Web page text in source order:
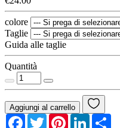
colore
Taglie
Guida alle taglie
Quantità
Aggiungi al carrello
Facebook
TwitterPinterestLinkedIn